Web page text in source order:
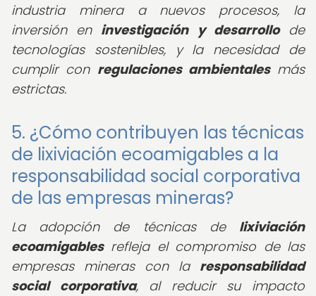
industria minera a nuevos procesos, la
inversión en investigación y desarrollode
tecnologías sostenibles, y la necesidad de
cumplir con regulaciones ambientalesmás
estrictas.
5. ¿Cómo contribuyen las técnicas
de lixiviación ecoamigables a la
responsabilidad social corporativa
de las empresas mineras?
La adopción de técnicas de lixiviación
ecoamigablesrefleja el compromiso de las
empresas mineras con la responsabilidad
social corporativa, al reducir su impacto